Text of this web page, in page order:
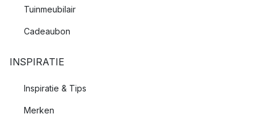
Tuinmeubilair
Cadeaubon
INSPIRATIE
Inspiratie & Tips
Merken